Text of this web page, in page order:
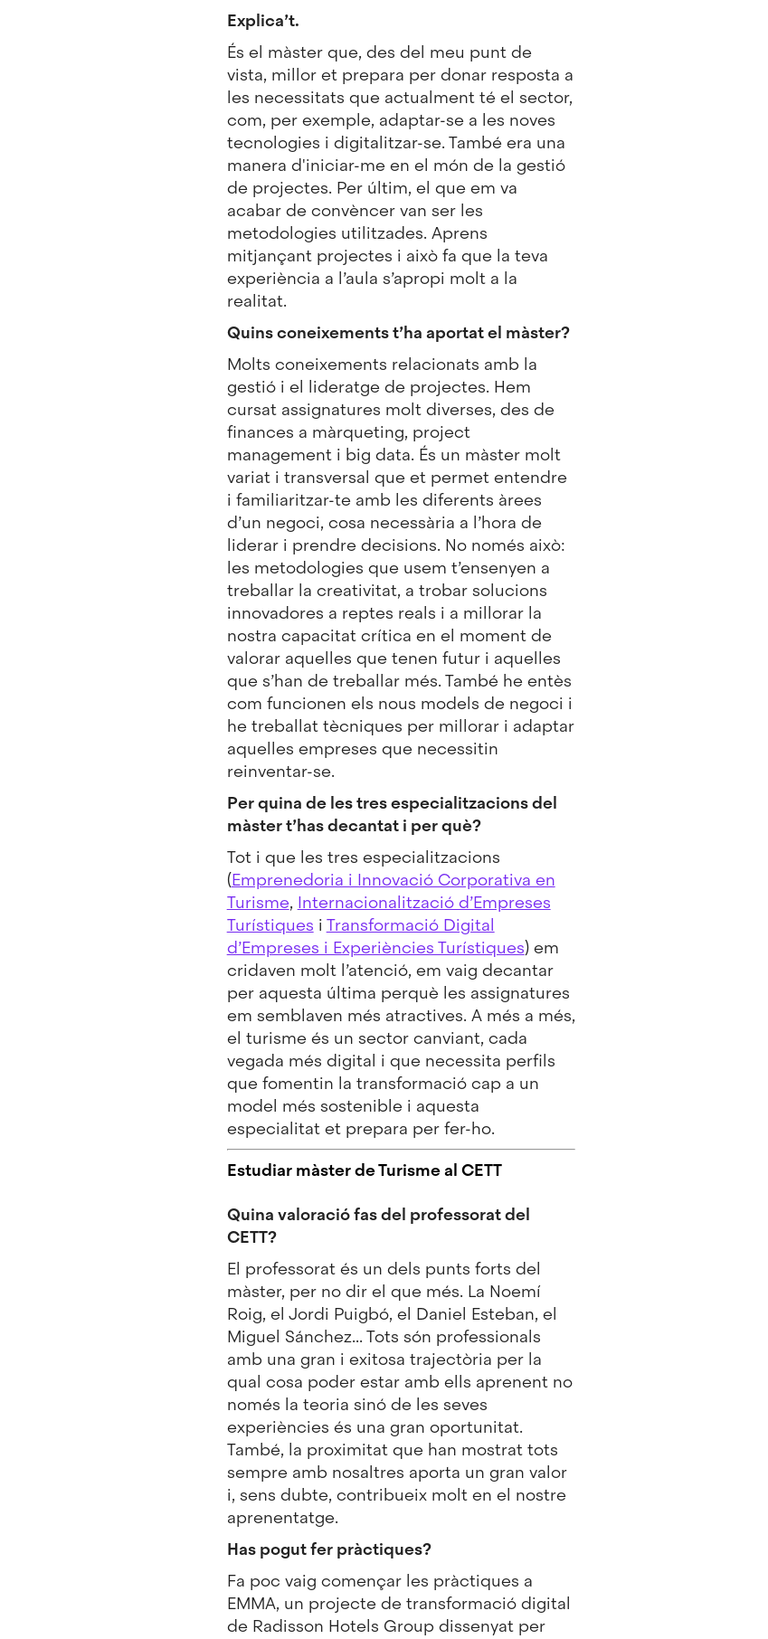
Explica’t.
És el màster que, des del meu punt de
vista, millor et prepara per donar resposta a
les necessitats que actualment té el sector,
com, per exemple, adaptar-se a les noves
tecnologies i digitalitzar-se. També era una
manera d'iniciar-me en el món de la gestió
de projectes. Per últim, el que em va
acabar de convèncer van ser les
metodologies utilitzades. Aprens
mitjançant projectes i això fa que la teva
experiència a l’aula s’apropi molt a la
realitat.
Quins coneixements t’ha aportat el màster?
Molts coneixements relacionats amb la
gestió i el lideratge de projectes. Hem
cursat assignatures molt diverses, des de
finances a màrqueting, project
management i big data. És un màster molt
variat i transversal que et permet entendre
i familiaritzar-te amb les diferents àrees
d’un negoci, cosa necessària a l’hora de
liderar i prendre decisions. No només això:
les metodologies que usem t’ensenyen a
treballar la creativitat, a trobar solucions
innovadores a reptes reals i a millorar la
nostra capacitat crítica en el moment de
valorar aquelles que tenen futur i aquelles
que s’han de treballar més. També he entès
com funcionen els nous models de negoci i
he treballat tècniques per millorar i adaptar
aquelles empreses que necessitin
reinventar-se.
Per quina de les tres especialitzacions del
màster t’has decantat i per què?
Tot i que les tres especialitzacions
(Emprenedoria i Innovació Corporativa en
Turisme, Internacionalització d’Empreses
Turístiques i Transformació Digital
d’Empreses i Experiències Turístiques) em
cridaven molt l’atenció, em vaig decantar
per aquesta última perquè les assignatures
em semblaven més atractives. A més a més,
el turisme és un sector canviant, cada
vegada més digital i que necessita perfils
que fomentin la transformació cap a un
model més sostenible i aquesta
especialitat et prepara per fer-ho.
Estudiar màster de Turisme al CETT
Quina valoració fas del professorat del
CETT?
El professorat és un dels punts forts del
màster, per no dir el que més. La Noemí
Roig, el Jordi Puigbó, el Daniel Esteban, el
Miguel Sánchez... Tots són professionals
amb una gran i exitosa trajectòria per la
qual cosa poder estar amb ells aprenent no
només la teoria sinó de les seves
experiències és una gran oportunitat.
També, la proximitat que han mostrat tots
sempre amb nosaltres aporta un gran valor
i, sens dubte, contribueix molt en el nostre
aprenentatge.
Has pogut fer pràctiques?
Fa poc vaig començar les pràctiques a
EMMA, un projecte de transformació digital
de Radisson Hotels Group dissenyat per